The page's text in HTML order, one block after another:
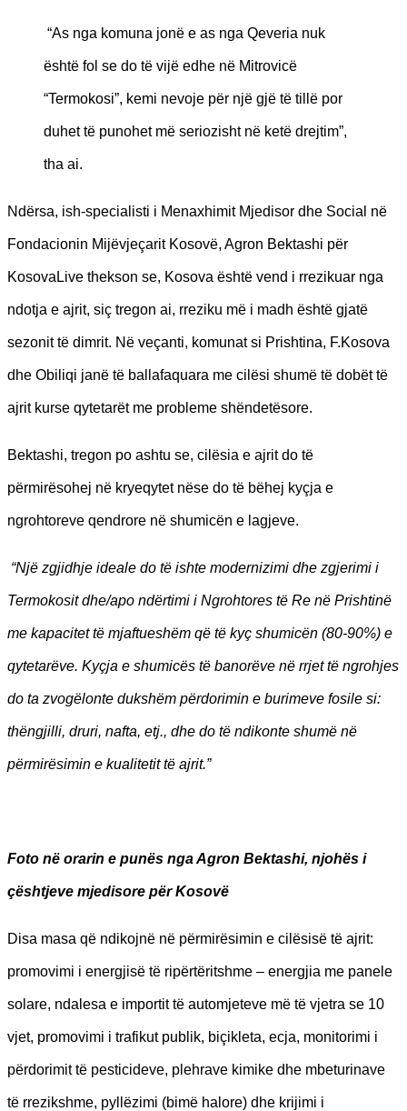
“As nga komuna jonë e as nga Qeveria nuk
është fol se do të vijë edhe në Mitrovicë
“Termokosi”, kemi nevoje për një gjë të tillë por
duhet të punohet më seriozisht në ketë drejtim”,
tha ai.
Ndërsa, ish-specialisti i Menaxhimit Mjedisor dhe Social në
Fondacionin Mijëvjeçarit Kosovë, Agron Bektashi për
KosovaLive thekson se, Kosova është vend i rrezikuar nga
ndotja e ajrit, siç tregon ai, rreziku më i madh është gjatë
sezonit të dimrit. Në veçanti, komunat si Prishtina, F.Kosova
dhe Obiliqi janë të ballafaquara me cilësi shumë të dobët të
ajrit kurse qytetarët me probleme shëndetësore.
Bektashi, tregon po ashtu se, cilësia e ajrit do të
përmirësohej në kryeqytet nëse do të bëhej kyçja e
ngrohtoreve qendrore në shumicën e lagjeve.
“Një zgjidhje ideale do të ishte modernizimi dhe zgjerimi i
Termokosit dhe/apo ndërtimi i Ngrohtores të Re në Prishtinë
me kapacitet të mjaftueshëm që të kyç shumicën (80-90%) e
qytetarëve. Kyçja e shumicës të banorëve në rrjet të ngrohjes
do ta zvogëlonte dukshëm përdorimin e burimeve fosile si:
thëngjilli, druri, nafta, etj., dhe do të ndikonte shumë në
përmirësimin e kualitetit të ajrit.”
Foto në orarin e punës nga Agron Bektashi, njohës i
çështjeve mjedisore për Kosovë
Disa masa që ndikojnë në përmirësimin e cilësisë të ajrit:
promovimi i energjisë të ripërtëritshme – energjia me panele
solare, ndalesa e importit të automjeteve më të vjetra se 10
vjet, promovimi i trafikut publik, biçikleta, ecja, monitorimi i
përdorimit të pesticideve, plehrave kimike dhe mbeturinave
të rrezikshme, pyllëzimi (bimë halore) dhe krijimi i